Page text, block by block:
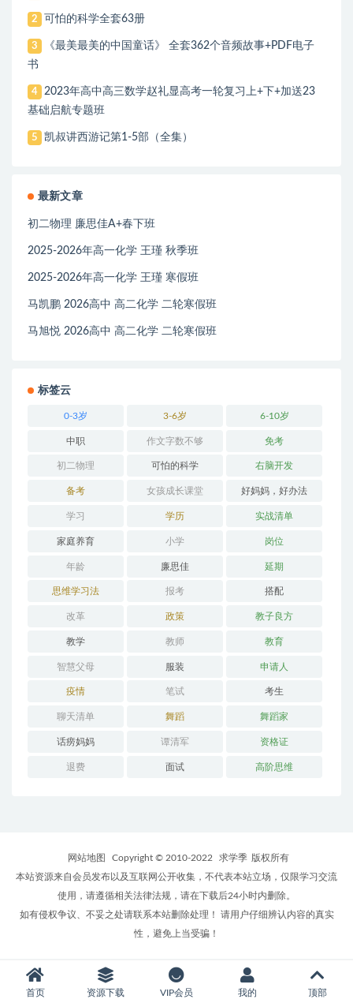
2 可怕的科学全套63册
3
《最美最美的中国童话》 全套362个音频故事+PDF电子
书
4
2023年高中高三数学赵礼显高考一轮复习上+下+加送23
基础启航专题班
5 凯叔讲西游记第1-5部（全集）
最新文章
初二物理 廉思佳A+春下班
2025-2026年高一化学 王瑾 秋季班
2025-2026年高一化学 王瑾 寒假班
马凯鹏 2026高中 高二化学 二轮寒假班
马旭悦 2026高中 高二化学 二轮寒假班
标签云
0-3岁 3-6岁 6-10岁
中职 作文字数不够 免考
初二物理 可怕的科学 右脑开发
备考 女孩成长课堂 好妈妈，好办法
学习 学历 实战清单
家庭养育 小学 岗位
年龄 廉思佳 延期
思维学习法 报考 搭配
改革 政策 教子良方
教学 教师 教育
智慧父母 服装 申请人
疫情 笔试 考生
聊天清单 舞蹈 舞蹈家
话痨妈妈 谭清军 资格证
退费 面试 高阶思维
网站地图 Copyright © 2010-2022 求学季 版权所有
本站资源来自会员发布以及互联网公开收集，不代表本站立场，仅限学习交流
使用，请遵循相关法律法规，请在下载后24小时内删除。
如有侵权争议、不妥之处请联系本站删除处理！ 请用户仔细辨认内容的真实
性，避免上当受骗！
首页 资源下载 VIP会员 我的 顶部